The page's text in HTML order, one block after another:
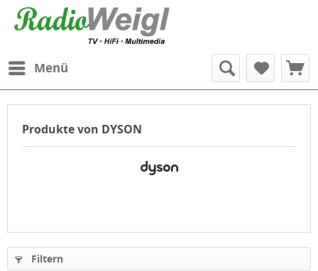
Menü
Produkte von DYSON
Filtern